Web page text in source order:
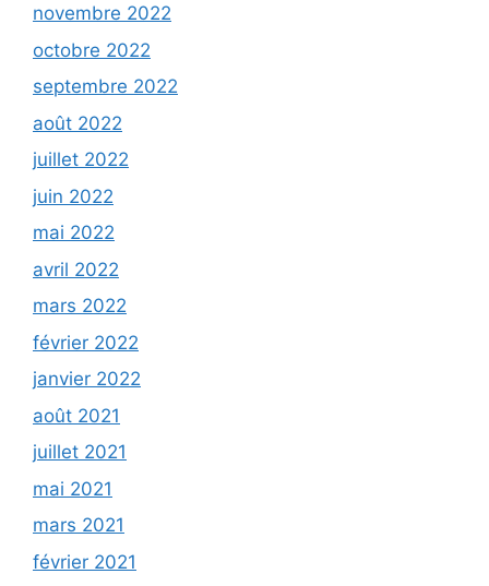
novembre 2022
octobre 2022
septembre 2022
août 2022
juillet 2022
juin 2022
mai 2022
avril 2022
mars 2022
février 2022
janvier 2022
août 2021
juillet 2021
mai 2021
mars 2021
février 2021